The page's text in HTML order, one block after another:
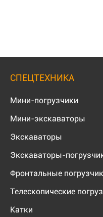
СПЕЦТЕХНИКА
Мини-погрузчики
Мини-экскаваторы
Экскаваторы
Экскаваторы-
Фронтальные
Телескопические
Катки